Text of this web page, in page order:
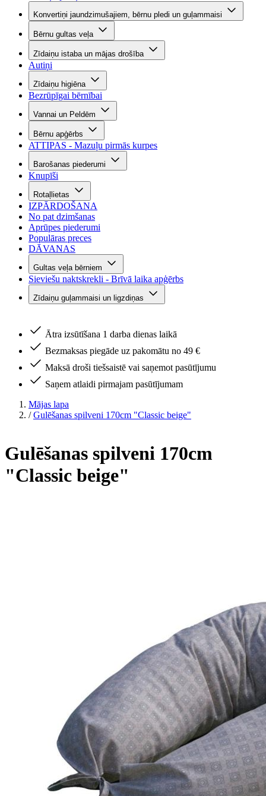
Konvertiņi jaundzimušajiem, bērnu pledi un guļammaisi
Bērnu gultas veļa
Zīdaiņu istaba un mājas drošība
Autiņi
Zīdaiņu higiēna
Bezrūpīgai bērnībai
Vannai un Peldēm
Bērnu apģērbs
ATTIPAS - Mazuļu pirmās kurpes
Barošanas piederumi
Knupīši
Rotaļlietas
IZPĀRDOŠANA
No pat dzimšanas
Aprūpes piederumi
Populāras preces
DĀVANAS
Gultas veļa bērniem
Sieviešu naktskrekli - Brīvā laika apģērbs
Zīdaiņu guļammaisi un ligzdiņas
Ātra izsūtīšana 1 darba dienas laikā
Bezmaksas piegāde uz pakomātu no 49 €
Maksā droši tiešsaistē vai saņemot pasūtījumu
Saņem atlaidi pirmajam pasūtījumam
Mājas lapa
/ Gulēšanas spilveni 170cm "Classic beige"
Gulēšanas spilveni 170cm
"Classic beige"